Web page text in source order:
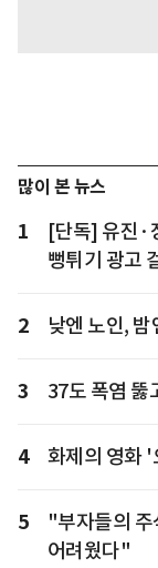
많이 본 뉴스
1
[단독] 유진·
뻥튀기 광고
2 낮엔 노인,
3 37도 폭염 뚫
4 화제의 영화 '
5
"부자들의 주
어려웠다"